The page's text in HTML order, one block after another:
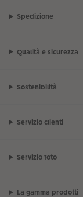
Spedizione
Qualità e sicurezza
Sostenibilità
Servizio clienti
Servizio foto
La gamma prodotti